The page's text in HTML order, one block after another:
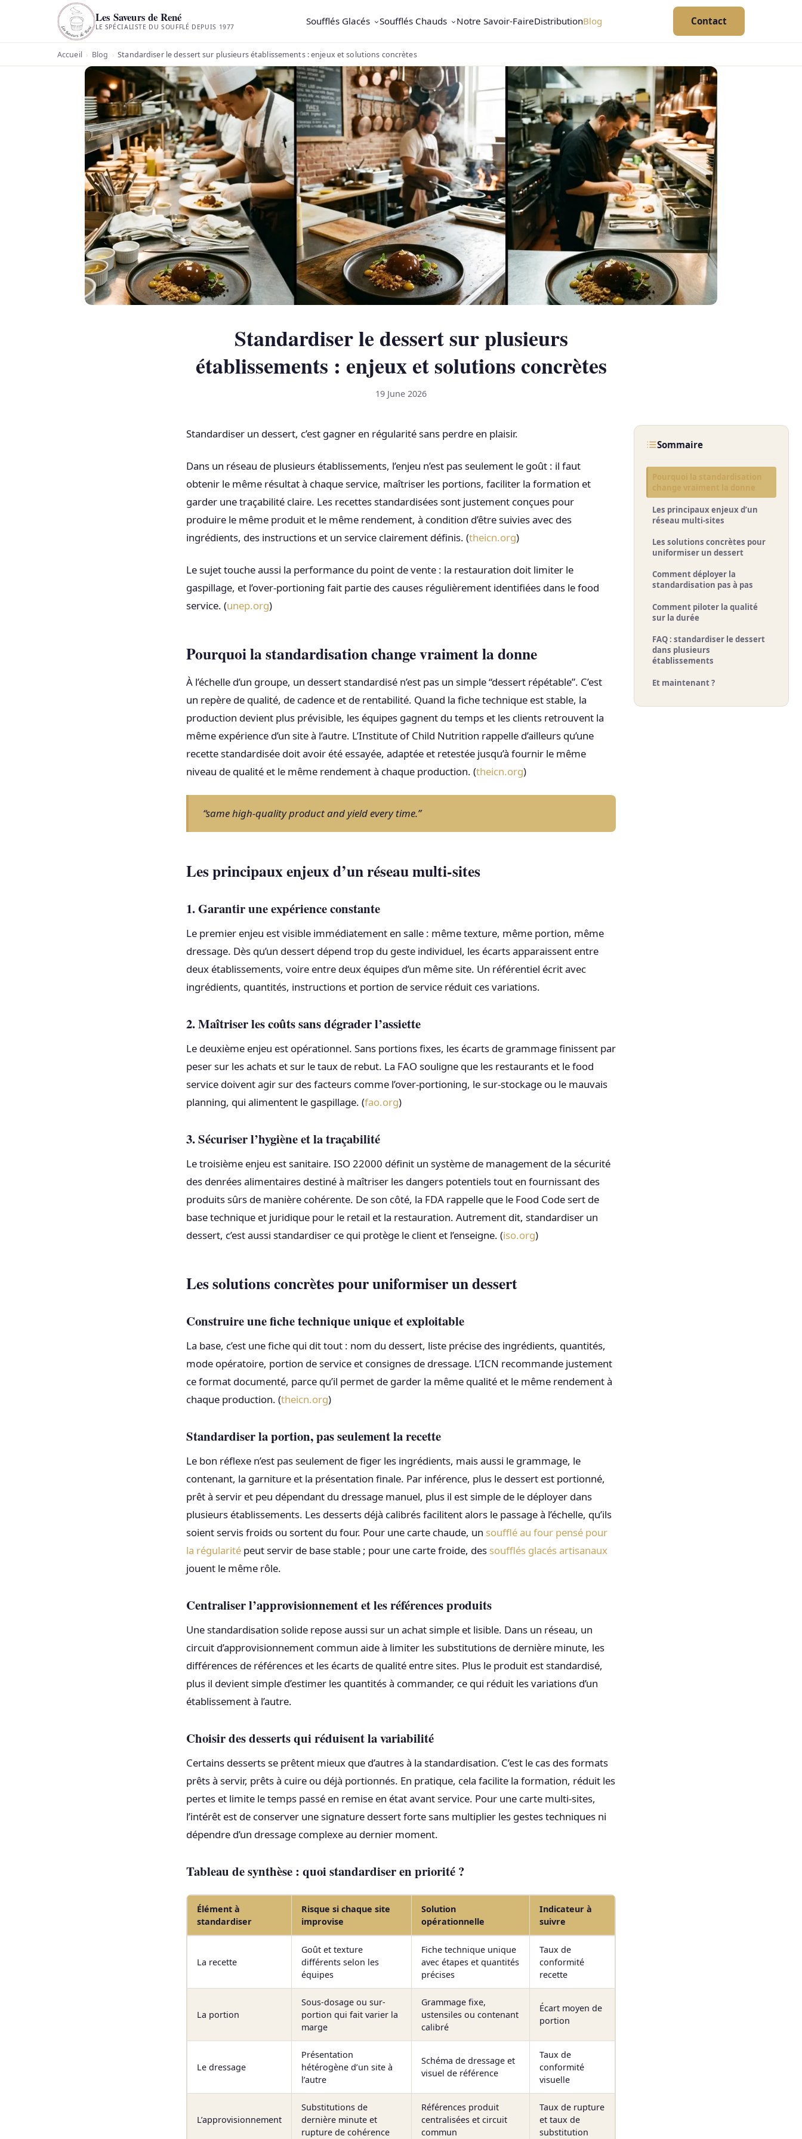
Les Saveurs de René
LE SPÉCIALISTE DU SOUFFLÉ DEPUIS 1977 Soufflés Glacés Soufflés Chauds Notre Savoir-FaireDistributionBlog Contact
Accueil › Blog › Standardiser le dessert sur plusieurs établissements : enjeux et solutions concrètes
Standardiser le dessert sur plusieurs
établissements : enjeux et solutions concrètes
19 June 2026
Standardiser un dessert, c’est gagner en régularité sans perdre en plaisir.
Dans un réseau de plusieurs établissements, l’enjeu n’est pas seulement le goût : il faut
obtenir le même résultat à chaque service, maîtriser les portions, faciliter la formation et
garder une traçabilité claire. Les recettes standardisées sont justement conçues pour
produire le même produit et le même rendement, à condition d’être suivies avec des
ingrédients, des instructions et un service clairement définis. (theicn.org)
Le sujet touche aussi la performance du point de vente : la restauration doit limiter le
gaspillage, et l’over-portioning fait partie des causes régulièrement identifiées dans le food
service. (unep.org)
Pourquoi la standardisation change vraiment la donne
À l’échelle d’un groupe, un dessert standardisé n’est pas un simple “dessert répétable”. C’est
un repère de qualité, de cadence et de rentabilité. Quand la fiche technique est stable, la
production devient plus prévisible, les équipes gagnent du temps et les clients retrouvent la
même expérience d’un site à l’autre. L’Institute of Child Nutrition rappelle d’ailleurs qu’une
recette standardisée doit avoir été essayée, adaptée et retestée jusqu’à fournir le même
niveau de qualité et le même rendement à chaque production. (theicn.org)
“same high-quality product and yield every time.”
Les principaux enjeux d’un réseau multi-sites
1. Garantir une expérience constante
Le premier enjeu est visible immédiatement en salle : même texture, même portion, même
dressage. Dès qu’un dessert dépend trop du geste individuel, les écarts apparaissent entre
deux établissements, voire entre deux équipes d’un même site. Un référentiel écrit avec
ingrédients, quantités, instructions et portion de service réduit ces variations.
2. Maîtriser les coûts sans dégrader l’assiette
Le deuxième enjeu est opérationnel. Sans portions fixes, les écarts de grammage finissent par
peser sur les achats et sur le taux de rebut. La FAO souligne que les restaurants et le food
service doivent agir sur des facteurs comme l’over-portioning, le sur-stockage ou le mauvais
planning, qui alimentent le gaspillage. (fao.org)
3. Sécuriser l’hygiène et la traçabilité
Le troisième enjeu est sanitaire. ISO 22000 définit un système de management de la sécurité
des denrées alimentaires destiné à maîtriser les dangers potentiels tout en fournissant des
produits sûrs de manière cohérente. De son côté, la FDA rappelle que le Food Code sert de
base technique et juridique pour le retail et la restauration. Autrement dit, standardiser un
dessert, c’est aussi standardiser ce qui protège le client et l’enseigne. (iso.org)
Les solutions concrètes pour uniformiser un dessert
Construire une fiche technique unique et exploitable
La base, c’est une fiche qui dit tout : nom du dessert, liste précise des ingrédients, quantités,
mode opératoire, portion de service et consignes de dressage. L’ICN recommande justement
ce format documenté, parce qu’il permet de garder la même qualité et le même rendement à
chaque production. (theicn.org)
Standardiser la portion, pas seulement la recette
Le bon réflexe n’est pas seulement de figer les ingrédients, mais aussi le grammage, le
contenant, la garniture et la présentation finale. Par inférence, plus le dessert est portionné,
prêt à servir et peu dépendant du dressage manuel, plus il est simple de le déployer dans
plusieurs établissements. Les desserts déjà calibrés facilitent alors le passage à l’échelle, qu’ils
soient servis froids ou sortent du four. Pour une carte chaude, un soufflé au four pensé pour
la régularité peut servir de base stable ; pour une carte froide, des soufflés glacés artisanaux
jouent le même rôle.
Centraliser l’approvisionnement et les références produits
Une standardisation solide repose aussi sur un achat simple et lisible. Dans un réseau, un
circuit d’approvisionnement commun aide à limiter les substitutions de dernière minute, les
différences de références et les écarts de qualité entre sites. Plus le produit est standardisé,
plus il devient simple d’estimer les quantités à commander, ce qui réduit les variations d’un
établissement à l’autre.
Choisir des desserts qui réduisent la variabilité
Certains desserts se prêtent mieux que d’autres à la standardisation. C’est le cas des formats
prêts à servir, prêts à cuire ou déjà portionnés. En pratique, cela facilite la formation, réduit les
pertes et limite le temps passé en remise en état avant service. Pour une carte multi-sites,
l’intérêt est de conserver une signature dessert forte sans multiplier les gestes techniques ni
dépendre d’un dressage complexe au dernier moment.
Tableau de synthèse : quoi standardiser en priorité ?
Élément à
standardiser
Risque si chaque site
improvise
Solution
opérationnelle
Indicateur à
suivre
La recette
Goût et texture
différents selon les
équipes
Fiche technique unique
avec étapes et quantités
précises
Taux de
conformité
recette
La portion
Sous-dosage ou sur-
portion qui fait varier la
marge
Grammage fixe,
ustensiles ou contenant
calibré
Écart moyen de
portion
Le dressage
Présentation
hétérogène d’un site à
l’autre
Schéma de dressage et
visuel de référence
Taux de
conformité
visuelle
L’approvisionnement
Substitutions de
dernière minute et
rupture de cohérence
Références produit
centralisées et circuit
commun
Taux de rupture
et taux de
substitution
Sommaire
Pourquoi la standardisation
change vraiment la donne
Les principaux enjeux d’un
réseau multi-sites
Les solutions concrètes pour
uniformiser un dessert
Comment déployer la
standardisation pas à pas
Comment piloter la qualité
sur la durée
FAQ : standardiser le dessert
dans plusieurs
établissements
Et maintenant ?